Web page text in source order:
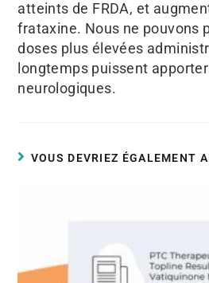
atteints de FRDA, et
frataxine. Nous ne pouvons
doses plus élevées
longtemps puissent
neurologiques.
VOUS DEVRIEZ ÉGALEMENT